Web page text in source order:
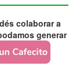
colaborar a
generar